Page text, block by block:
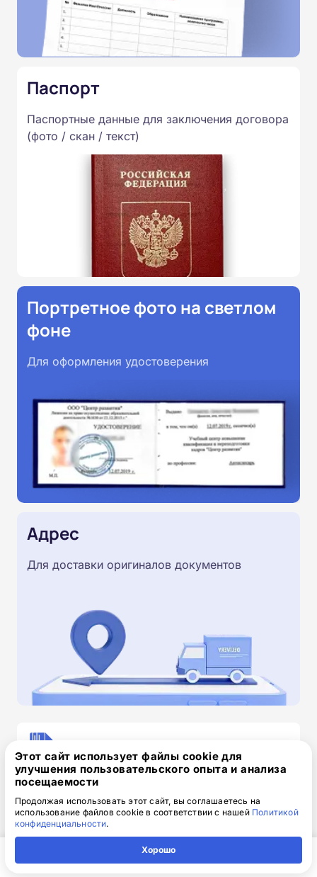
Паспорт
Паспортные данные для заключения договора
(фото / скан / текст)
Портретное фото на светлом
фоне
Для оформления удостоверения
Адрес
Для доставки оригиналов документов
.doc, 32.52 Кб
Скачайте шаблон, заполните и отправьте по
электронной почтеinfo@1-academy.ru.
Обязательно укажите контактный номер телефон.
Наш специалист свяжется с вами и утонит все
Этот сайт использует файлы cookie для
улучшения пользовательского опыта и анализа
посещаемости
Продолжая использовать этот сайт, вы соглашаетесь на
использование файлов cookie в соответствии с нашей Политикой
конфиденциальности.
Хорошо